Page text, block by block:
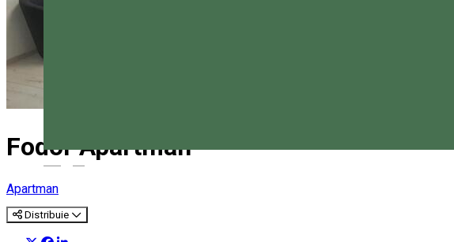
Magyar
Fodor Apartman
Apartman
Distribuie